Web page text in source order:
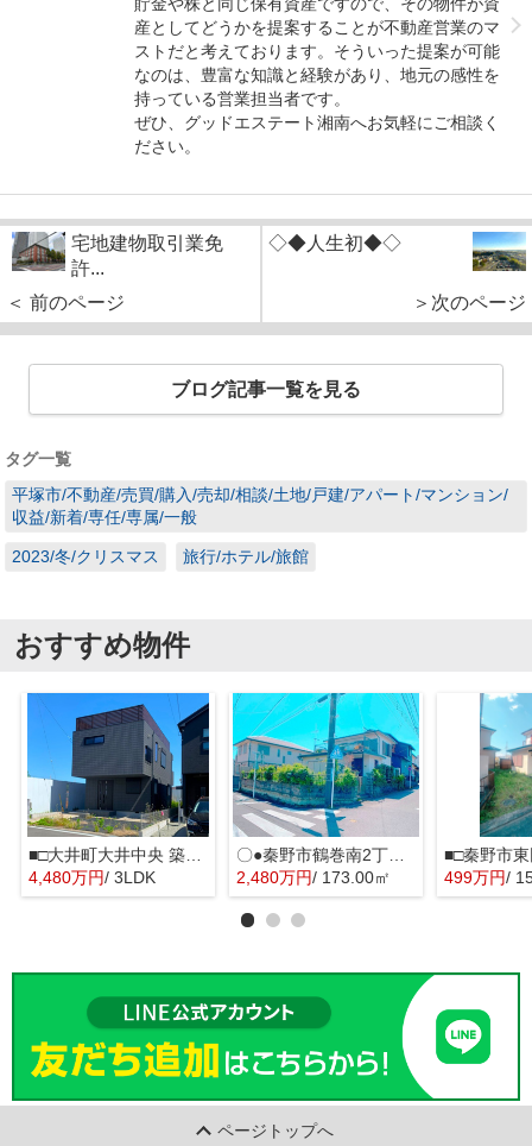
貯金や株と同じ保有資産ですので、その物件が資
産としてどうかを提案することが不動産営業のマ
ストだと考えております。そういった提案が可能
なのは、豊富な知識と経験があり、地元の感性を
持っている営業担当者です。
ぜひ、グッドエステート湘南へお気軽にご相談く
ださい。
宅地建物取引業免
許...
＜ 前のページ
◇◆人生初◆◇
＞次のページ
ブログ記事一覧を見る
タグ一覧
平塚市/不動産/売買/購入/売却/相談/土地/戸建/アパート/マンション/
収益/新着/専任/専属/一般
2023/冬/クリスマス 旅行/ホテル/旅館
おすすめ物件
■□大井町大井中央 築後未入居戸建■□
4,480万円/ 3LDK
〇●秦野市鶴巻南2丁目 売地●〇
2,480万円/ 173.00㎡
■□秦野市
499万円/
ページトップへ